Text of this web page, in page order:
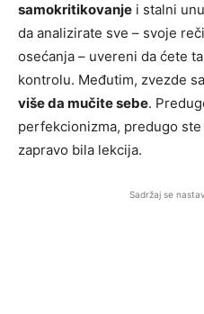
samokritikovanje i stalni
da analizirate sve – svoje
osećanja – uvereni da ćete
kontrolu. Međutim, zvezde
više da mučite sebe.
perfekcionizma, predugo
zapravo bila lekcija.
Sadržaj se